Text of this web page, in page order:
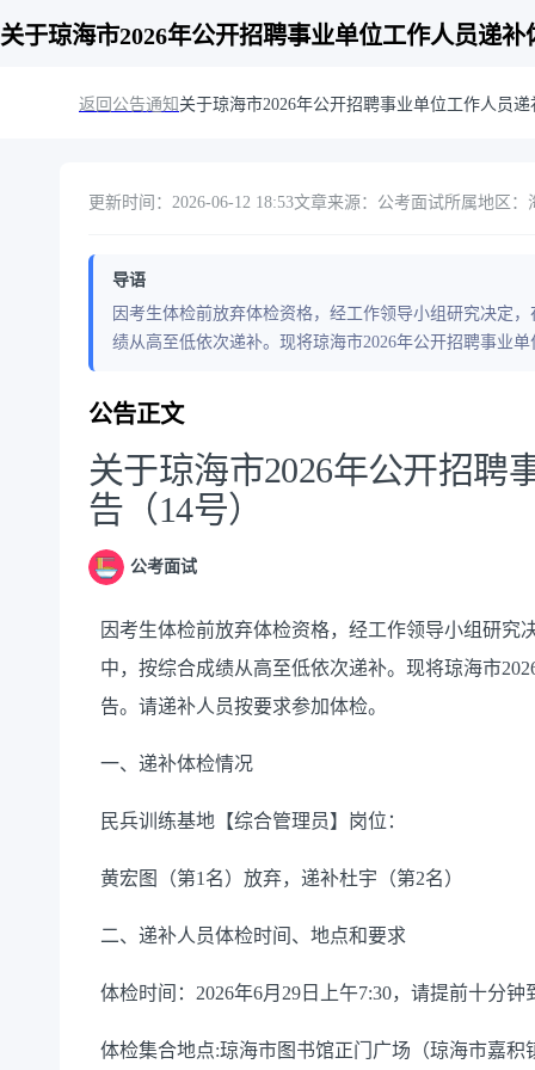
关于琼海市2026年公开招聘事业单位工作人员递补
返回公告通知 关于琼海市2026年公开招聘事业单位工作人员
更新时间：2026-06-12 18:53文章来源：公考面试所属地区：
导语
因考生体检前放弃体检资格，经工作领导小组研究决定
绩从高至低依次递补。现将琼海市2026年公开招聘事业
公告正文
关于琼海市2026年公开招聘
告（14号）
公考面试
因考生体检前放弃体检资格，经工作领导小组研
中，按综合成绩从高至低依次递补。现将琼海市
告。请递补人员按要求参加体检。
一、递补体检情况
民兵训练基地【综合管理员】岗位：
黄宏图（第1名）放弃，递补杜宇（第2名）
二、递补人员体检时间、地点和要求
体检时间： 2026年6月29日上午7:30，请提前十分钟
体检集合地点:琼海市图书馆正门广场（琼海市嘉积